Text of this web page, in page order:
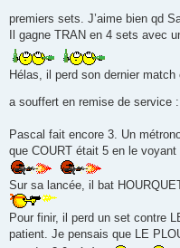
premiers sets. J’aime bien qd
Il gagne TRAN en 4 sets avec
Hélas, il perd son dernier
a souffert en remise de service
Pascal fait encore 3. Un
que COURT était 5 en le
Sur sa lancée, il bat
Pour finir, il perd un set contre
patient. Je pensais que LE